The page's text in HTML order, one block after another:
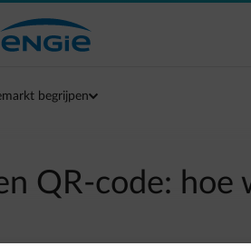
begrijpen
QR-code: hoe